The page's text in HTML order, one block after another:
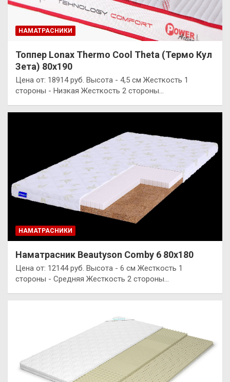
НАМАТРАСНИКИ
Топпер Lonax Thermo Cool Theta (Термо Кул
Зета) 80х190
Цена от: 18914 руб. Высота - 4,5 см Жесткость 1
стороны - Низкая Жесткость 2 стороны…
НАМАТРАСНИКИ
Наматрасник Beautyson Comby 6 80х180
Цена от: 12144 руб. Высота - 6 см Жесткость 1
стороны - Средняя Жесткость 2 стороны…